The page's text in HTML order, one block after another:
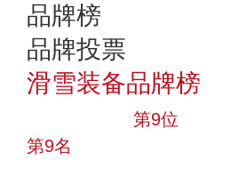
品牌榜
品牌投票
滑雪装备品牌榜
第9位
第9名